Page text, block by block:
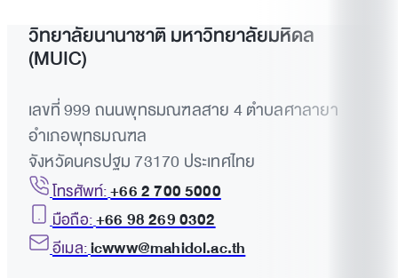
วิทยาลัยนานาชาติ มหาวิทยาลัยมหิดล
(MUIC)
เลขที่ 999 ถนนพุทธมณฑลสาย 4 ตำบลศาลายา
อำเภอพุทธมณฑล
จังหวัดนครปฐม 73170 ประเทศไทย
โทรศัพท์:+66 2 700 5000
มือถือ:+66 98 269 0302
อีเมล:icwww@mahidol.ac.th